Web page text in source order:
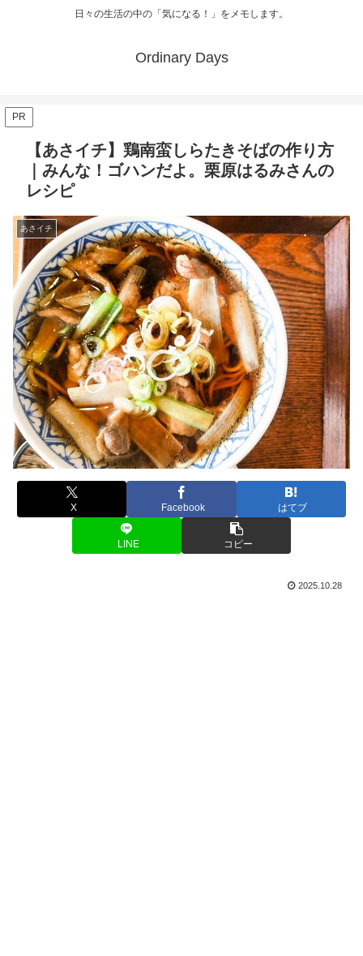
日々の生活の中の「気になる！」をメモします。
Ordinary Days
PR
【あさイチ】鶏南蛮しらたきそばの作り方
｜みんな！ゴハンだよ。栗原はるみさんの
レシピ
あさイチ
X Facebook はてブ
LINE コピー
2025.10.28